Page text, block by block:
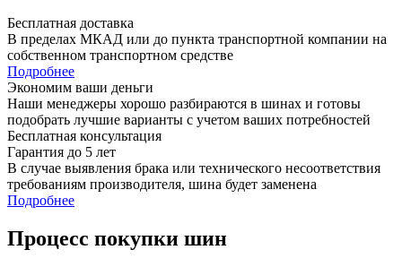
Бесплатная доставка
В пределах МКАД или до пункта транспортной компании на
собственном транспортном средстве
Подробнее
Экономим ваши деньги
Наши менеджеры хорошо разбираются в шинах и готовы
подобрать лучшие варианты с учетом ваших потребностей
Бесплатная консультация
Гарантия до 5 лет
В случае выявления брака или технического несоответствия
требованиям производителя, шина будет заменена
Подробнее
Процесс покупки шин